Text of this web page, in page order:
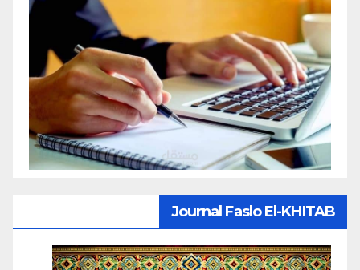
Journal Faslo El-KHITAB